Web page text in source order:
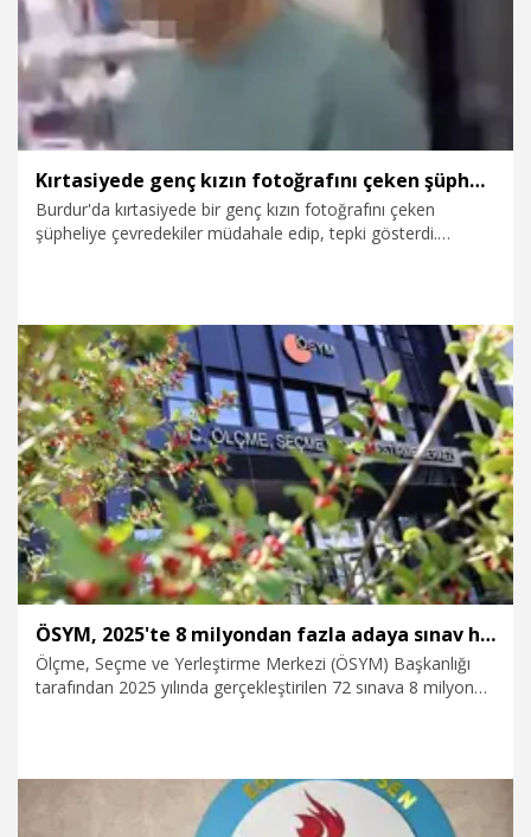
Kırtasiyede genç kızın fotoğrafını çeken şüpheliye tepki
Burdur'da kırtasiyede bir genç kızın fotoğrafını çeken
şüpheliye çevredekiler müdahale edip, tepki gösterdi.
bırakıldığı belirtildi.
31.12.2025 Gündem
ÖSYM, 2025'te 8 milyondan fazla adaya sınav hizmeti verdi
Ölçme, Seçme ve Yerleştirme Merkezi (ÖSYM) Başkanlığı
tarafından 2025 yılında gerçekleştirilen 72 sınava 8 milyon